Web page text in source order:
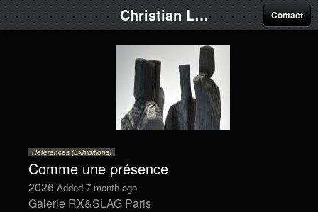
Christian Lapie Contact
References (Exhibitions)
Comme une présence
2026 Added 7 month ago
Galerie RX&SLAG Paris